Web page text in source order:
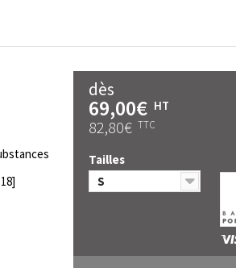
dès
69,00€ HT
82,80€ TTC
Tailles
S